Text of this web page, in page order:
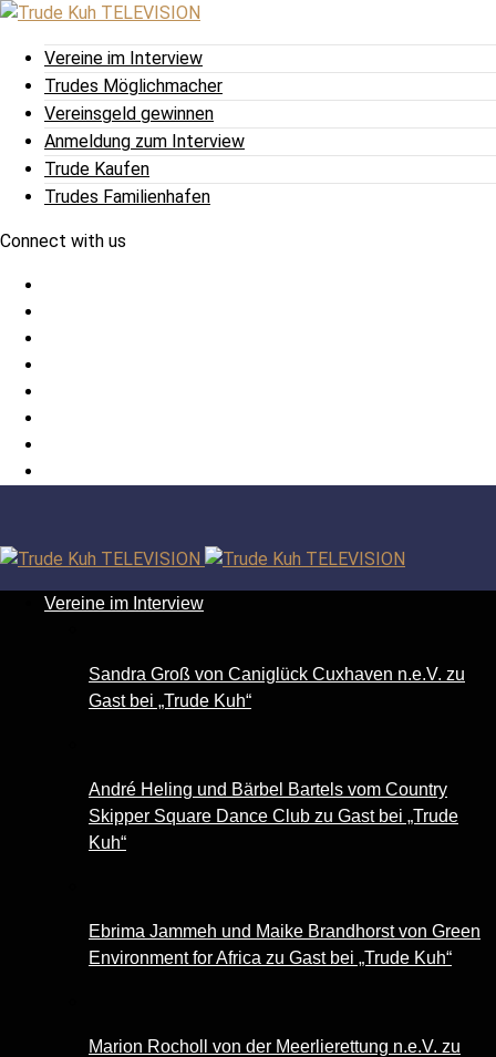
Vereine im Interview
Trudes Möglichmacher
Vereinsgeld gewinnen
Anmeldung zum Interview
Trude Kaufen
Trudes Familienhafen
Connect with us
Vereine im Interview
Sandra Groß von Caniglück Cuxhaven n.e.V. zu
Gast bei „Trude Kuh“
André Heling und Bärbel Bartels vom Country
Skipper Square Dance Club zu Gast bei „Trude
Kuh“
Ebrima Jammeh und Maike Brandhorst von Green
Environment for Africa zu Gast bei „Trude Kuh“
Marion Rocholl von der Meerlierettung n.e.V. zu